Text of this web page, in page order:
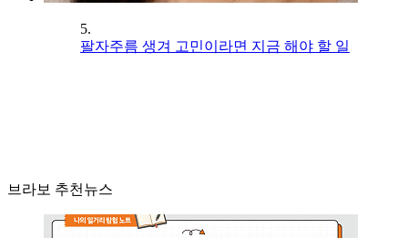
5.
팔자주름 생겨 고민이라면 지금 해야 할 일
브라보 추천뉴스